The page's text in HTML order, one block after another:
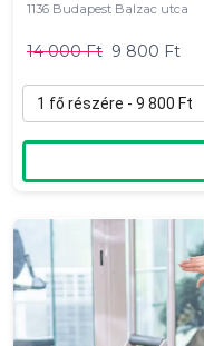
1136 Budapest Balzac utca
14 000 Ft 9 800 Ft
1 fő részére - 9 800 Ft